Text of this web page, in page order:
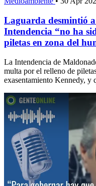
Laguarda desmintió
Intendencia “no ha
piletas en zona del
La Intendencia de
multa por el relleno de
exasentamiento Kennedy, y